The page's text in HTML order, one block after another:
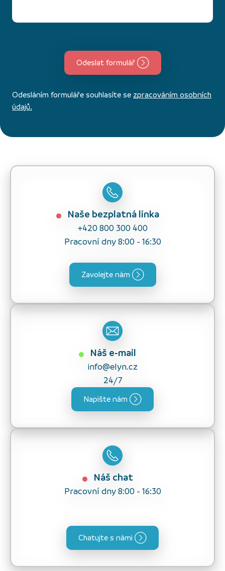
Odeslat formulář
Odesláním formuláře souhlasíte se zpracováním osobních
údajů.
Naše bezplatná linka
+420 800 300 400
Pracovní dny 8:00 - 16:30
Zavolejte nám
Náš e-mail
info@elyn.cz
24/7
Napište nám
Náš chat
Pracovní dny 8:00 - 16:30
Chatujte s námi